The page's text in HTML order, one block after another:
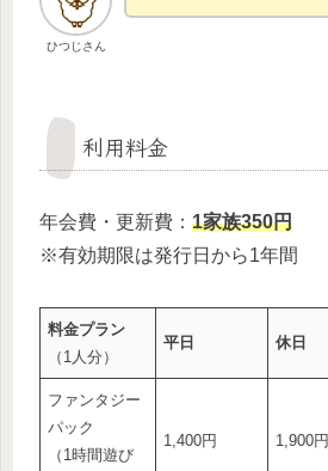
ひつじさん
利用料金
年会費・更新費： 1家族350円
※有効期限は発行日から1年間
料金プラン
（1人分）
平日 休日
ファンタジー
パック
（1時間遊び
1,400円 1,900円